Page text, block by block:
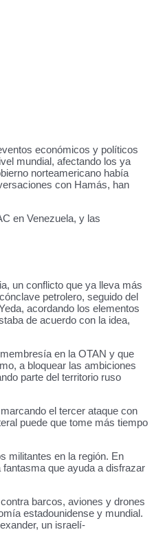
económicos y políticos
mundial, afectando los ya
norteamericano había
con Hamás, han
en Venezuela, y las
un conflicto que ya lleva más
petrolero, seguido del
acordando los elementos
de acuerdo con la idea,
en la OTAN y que
a bloquear las ambiciones
parte del territorio ruso
el tercer ataque con
puede que tome más tiempo
militantes en la región. En
que ayuda a disfrazar
barcos, aviones y drones
estadounidense y mundial.
un israelí-